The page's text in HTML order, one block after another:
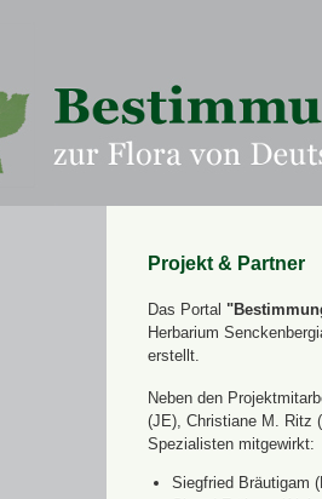
Projekt & Partner
Das Portal
Herbarium
erstellt.
Neben den
(JE), Christiane M. Ritz
Spezialisten mitgewirkt:
Siegfried Bräutigam